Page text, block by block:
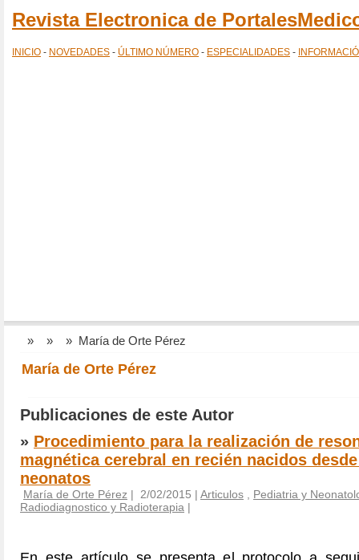
Revista Electronica de
INICIO - NOVEDADES - ÚLTIMO NÚMERO - ESPECIALIDADES -
» » » María de Orte Pérez
María de Orte Pérez
Publicaciones de este Autor
» Procedimiento para la realización de
magnética cerebral en recién nacidos
neonatos
María de Orte Pérez | 2/02/2015 | Articulos
Pediatria y
Radiodiagnostico y Radioterapia |